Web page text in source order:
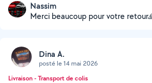
Nassim
Merci beaucoup pour votre
Dina A.
posté le 14 mai 2026
Livraison - Transport de colis